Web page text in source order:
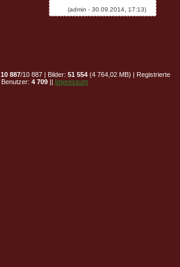
10 887/10 887 | Bilder: 51 554(4 764,02 MB) | Registrierte
Benutzer: 4 709 || Impressum